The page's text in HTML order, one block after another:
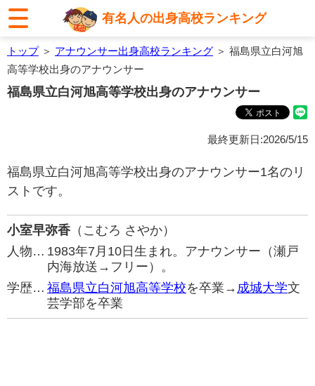
有名人の出身高校ランキング
トップ＞ アナウンサー出身高校ランキング ＞ 福島県立白河旭
高等学校出身のアナウンサー
福島県立白河旭高等学校出身のアナウンサー
最終更新日:2026/5/15
福島県立白河旭高等学校出身のアナウンサー1名のリ
ストです。
小室早弥香 （こむろ さやか）
人物… 1983年7月10日生まれ。アナウンサー（瀬戸
内海放送→フリー）。
学歴… 福島県立白河旭高等学校を卒業→ 成城大学文
芸学部を卒業